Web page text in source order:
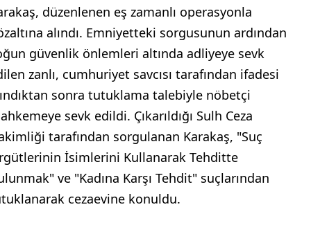
düzenlenen eş zamanlı operasyonla
alındı. Emniyetteki sorgusunun ardından
güvenlik önlemleri altında adliyeye sevk
zanlı, cumhuriyet savcısı tarafından ifadesi
sonra tutuklama talebiyle nöbetçi
sevk edildi. Çıkarıldığı Sulh Ceza
tarafından sorgulanan Karakaş, "Suç
İsimlerini Kullanarak Tehditte
ve "Kadına Karşı Tehdit" suçlarından
cezaevine konuldu.